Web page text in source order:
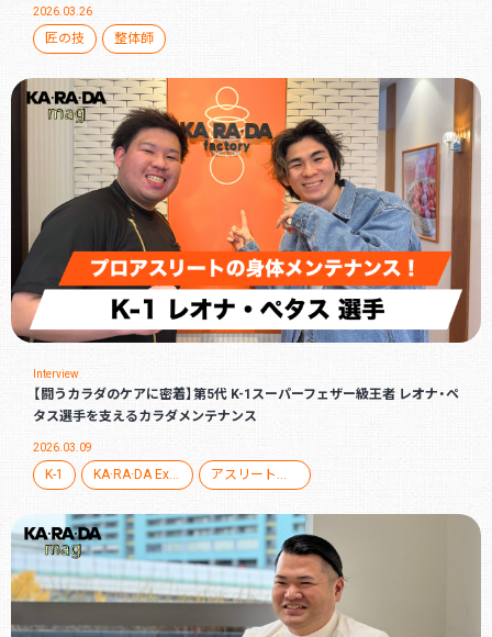
2026.03.26
匠の技 整体師
Interview
【闘うカラダのケアに密着】第5代 K-1スーパーフェザー級王者 レオナ・ペ
タス選手を支えるカラダメンテナンス
2026.03.09
K-1 KA·RA·DA Experts for sports アスリートサポート